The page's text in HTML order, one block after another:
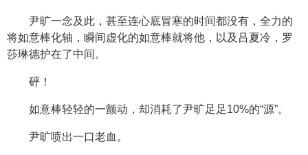
尹旷一念及此，甚至连心底冒寒的时间都没有，全力的
将如意棒化轴，瞬间虚化的如意棒就将他，以及吕夏冷，罗
莎琳德护在了中间。
砰！
如意棒轻轻的一颤动，却消耗了尹旷足足10%的“源”。
尹旷喷出一口老血。